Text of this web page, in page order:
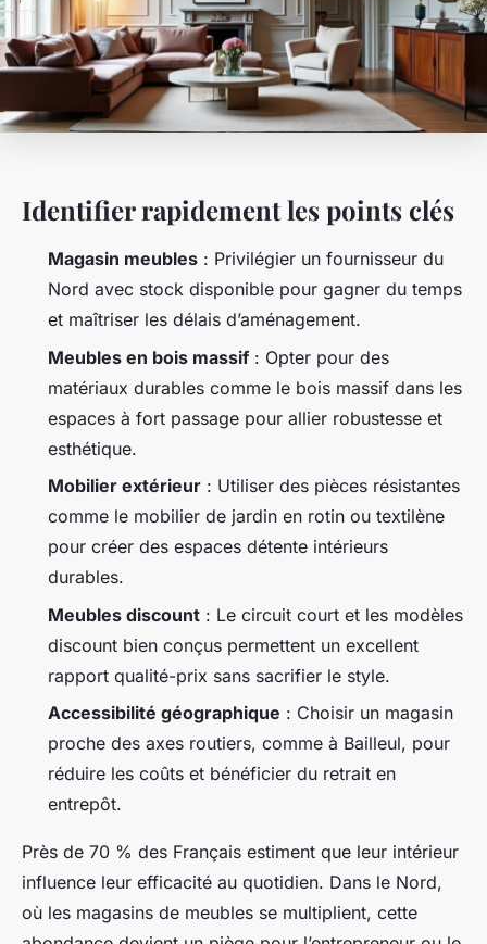
Identifier rapidement les points clés
Magasin meubles : Privilégier un fournisseur du
Nord avec stock disponible pour gagner du temps
et maîtriser les délais d’aménagement.
Meubles en bois massif : Opter pour des
matériaux durables comme le bois massif dans les
espaces à fort passage pour allier robustesse et
esthétique.
Mobilier extérieur : Utiliser des pièces résistantes
comme le mobilier de jardin en rotin ou textilène
pour créer des espaces détente intérieurs
durables.
Meubles discount : Le circuit court et les modèles
discount bien conçus permettent un excellent
rapport qualité-prix sans sacrifier le style.
Accessibilité géographique : Choisir un magasin
proche des axes routiers, comme à Bailleul, pour
réduire les coûts et bénéficier du retrait en
entrepôt.
Près de 70 % des Français estiment que leur intérieur
influence leur efficacité au quotidien. Dans le Nord,
où les magasins de meubles se multiplient, cette